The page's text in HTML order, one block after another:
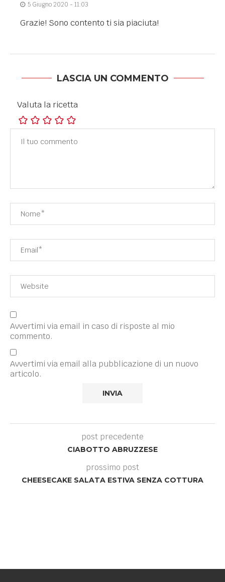
5 Giugno 2020 - 11:03
Grazie! Sono contento ti sia piaciuta!
LASCIA UN COMMENTO
Valuta la ricetta
Avvertimi via email in caso di risposte al mio
commento.
Avvertimi via email alla pubblicazione di un nuovo
articolo.
post precedente
CIABOTTO ABRUZZESE
prossimo post
CHEESECAKE SALATA ESTIVA SENZA COTTURA